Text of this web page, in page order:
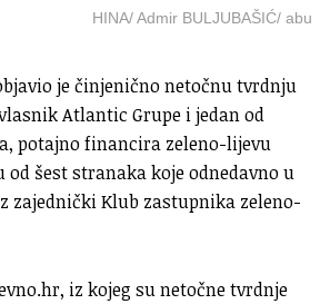
HINA/ Admir BULJUBAŠIĆ/ abu
je činjenično netočnu tvrdnju
Atlantic Grupe i jedan od
potajno financira zeleno-lijevu
šest stranaka koje odnedavno u
zajednički Klub zastupnika zeleno-
iz kojeg su netočne tvrdnje